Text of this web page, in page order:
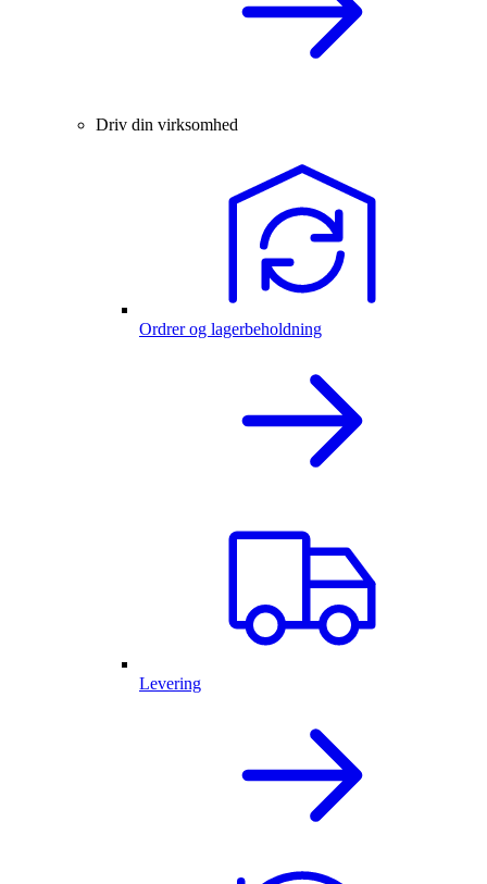
Driv din virksomhed
Ordrer og lagerbeholdning
Levering